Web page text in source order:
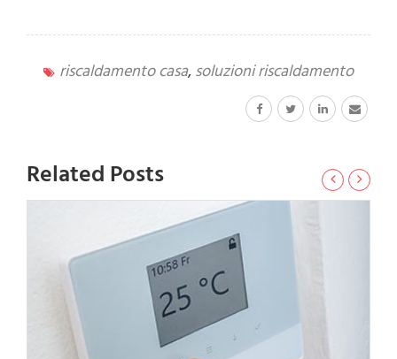
riscaldamento casa, soluzioni riscaldamento
Related Posts